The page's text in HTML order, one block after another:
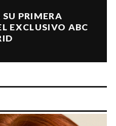
PRIMERA
EXCLUSIVO ABC